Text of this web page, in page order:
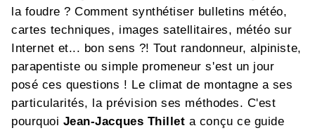
la foudre ? Comment synthétiser bulletins météo,
cartes techniques, images satellitaires, météo sur
Internet et... bon sens ?! Tout randonneur, alpiniste,
parapentiste ou simple promeneur s'est un jour
posé ces questions ! Le climat de montagne a ses
particularités, la prévision ses méthodes. C'est
pourquoi Jean-Jacques Thillet a conçu ce guide